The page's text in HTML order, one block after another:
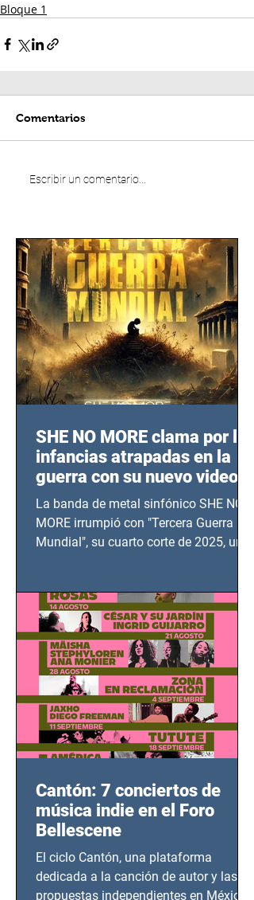
Bloque 1
Comentarios
Escribir un comentario...
SHE NO MORE clama por las
infancias atrapadas en la
guerra con su nuevo video
TERCERA GUERRA
MUNDIAL
La banda de metal sinfónico SHE NO
MORE irrumpió con "Tercera Guerra
Mundial", su cuarto corte de 2025, un
bélicos.
Cantón: 7 conciertos de
música indie en el Foro
Bellescene
El ciclo Cantón, una plataforma
dedicada a la canción de autor y las
propuestas independientes en México,